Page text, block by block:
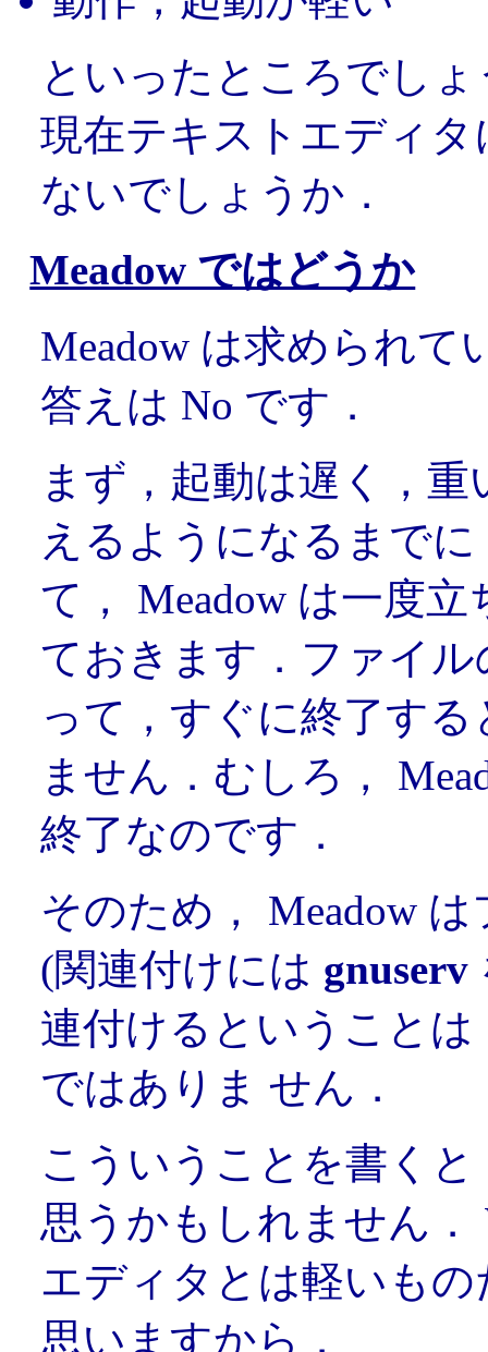
といったところでし
現在テキストエディ
ないでしょうか．
Meadow ではどうか
Meadow は求められて
答えは No です．
まず，起動は遅く，
えるようになるまで
て， Meadow は一度
ておきます．ファイ
って，すぐに終了す
ません．むしろ，
終了なのです．
そのため， Meadow
(関連付けには gnuserv
連付けるということは
ではありま せん．
こういうことを書く
思うかもしれません．
エディタとは軽いも
思いますから．